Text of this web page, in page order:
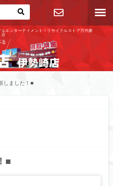
エンターテイメント！リサイクルストア万代書
店
お問い合わ
せ
しました！■
■